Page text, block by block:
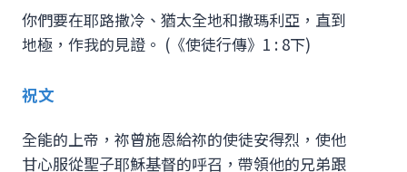
你們要在耶路撒冷、猶太全地和撒瑪利亞，直到
地極，作我的見證。 (《使徒行傳》1 : 8下)
祝文
全能的上帝，祢曾施恩給祢的使徒安得烈，使他
甘心服從聖子耶穌基督的呼召，帶領他的兄弟跟